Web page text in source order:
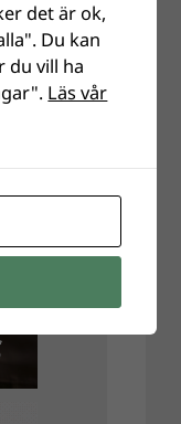
det är ok,
Du kan
du vill ha
Läs vår